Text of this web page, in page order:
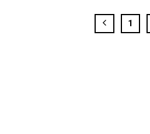
trên toàn cầu bởi những
ngành
trưng
1